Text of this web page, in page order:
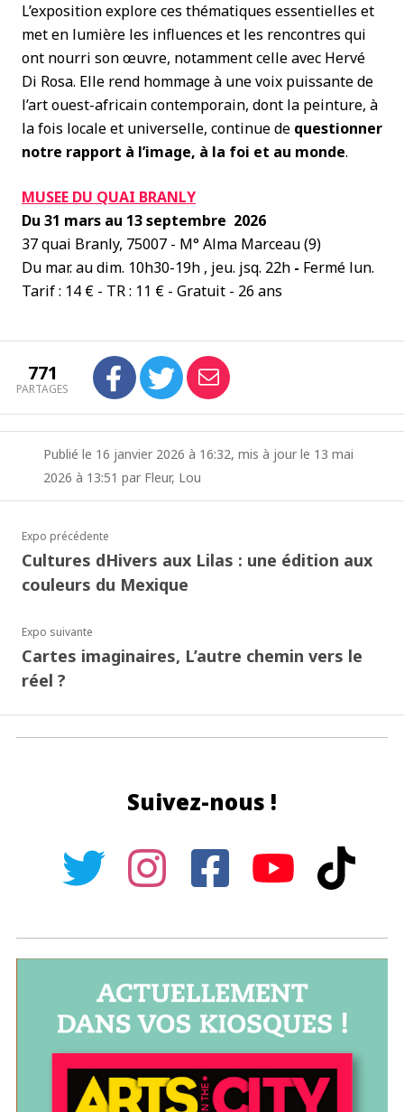
L’exposition explore ces thématiques essentielles et
met en lumière les influences et les rencontres qui
ont nourri son œuvre, notamment celle avec Hervé
Di Rosa. Elle rend hommage à une voix puissante de
l’art ouest-africain contemporain, dont la peinture, à
la fois locale et universelle, continue de questionner
notre rapport à l’image, à la foi et au monde.
MUSEE DU QUAI BRANLY
Du 31 mars au 13 septembre 2026
37 quai Branly, 75007 - M° Alma Marceau (9)
Du mar. au dim. 10h30-19h , jeu. jsq. 22h - Fermé lun.
Tarif : 14 € - TR : 11 € - Gratuit - 26 ans
771
PARTAGES
Publié le 16 janvier 2026 à 16:32, mis à jour le 13 mai
2026 à 13:51 par Fleur, Lou
Expo précédente
Cultures dHivers aux Lilas : une édition aux
couleurs du Mexique
Expo suivante
Cartes imaginaires, L’autre chemin vers le
réel ?
Suivez-nous !